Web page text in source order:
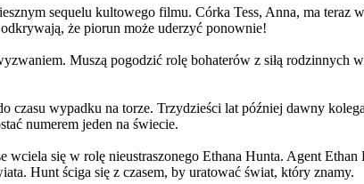
sequelu kultowego filmu. Córka Tess, Anna, ma teraz
że piorun może uderzyć ponownie!
Muszą pogodzić rolę bohaterów z siłą rodzinnych
wypadku na torze. Trzydzieści lat później dawny
numerem jeden na świecie.
się w rolę nieustraszonego Ethana Hunta. Agent
Hunt ściga się z czasem, by uratować świat, który znamy.